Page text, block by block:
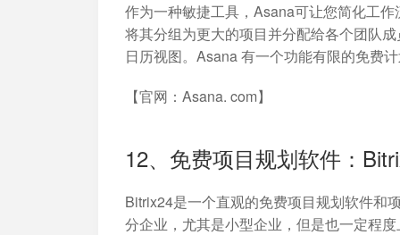
作为一种敏捷工具，Asana可让您简化工
将其分组为更大的项目并分配给各个团队
日历视图。Asana 有一个功能有限的免费
【官网：Asana. com】
12、免费项目规划软件：
Bitrix24是一个直观的免费项目规划软件和
分企业，尤其是小型企业，但是也一定程